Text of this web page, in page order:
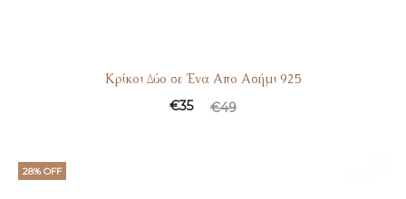
Κρίκοι Δύο σε Ένα Απο Ασήμι 925
€49
€35
28% OFF